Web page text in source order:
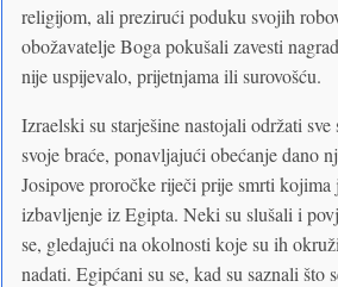
religijom, ali prezirući poduku svojih
obožavatelje Boga pokušali zavesti
nije uspijevalo, prijetnjama ili surovošću.
Izraelski su starješine nastojali održati
svoje braće, ponavljajući obećanje dano
Josipove proročke riječi prije smrti kojima
izbavljenje iz Egipta. Neki su slušali i
se, gledajući na okolnosti koje su ih
nadati. Egipćani su se, kad su saznali što